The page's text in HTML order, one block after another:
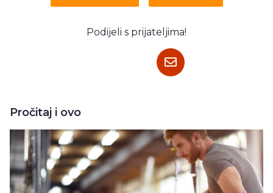
Podijeli s prijateljima!
Pročitaj i ovo